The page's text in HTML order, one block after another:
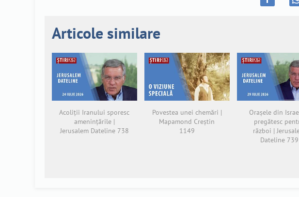
Articole similare
Acoliții Iranului sporesc
amenințările |
Jerusalem Dateline 738
Povestea unei chemări |
Mapamond Creștin
1149
Orașele din
pregătesc
război |
Dateline 739